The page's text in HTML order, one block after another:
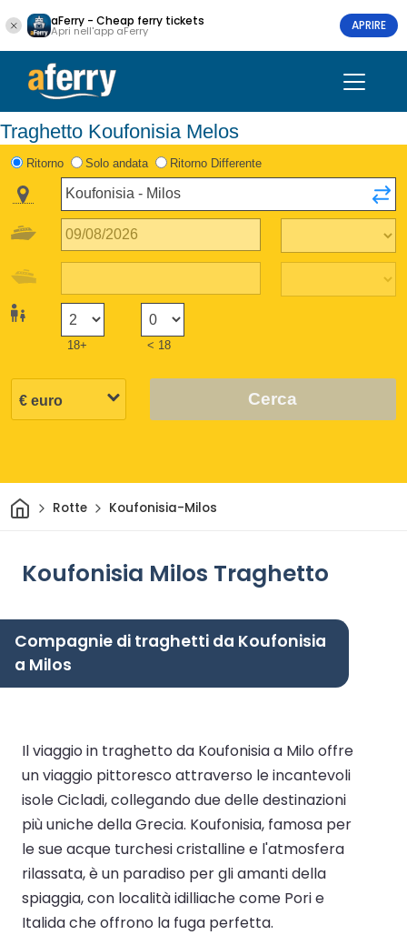
aFerry - Cheap ferry tickets
Apri nell'app aFerry APRIRE
Traghetto Koufonisia Melos
Ritorno Solo andata Ritorno Differente
18+ < 18
Cerca
CasaRotte Koufonisia-Milos
Koufonisia Milos Traghetto
Compagnie di traghetti da Koufonisia
a Milos
Il viaggio in traghetto da Koufonisia a Milo offre
un viaggio pittoresco attraverso le incantevoli
isole Cicladi, collegando due delle destinazioni
più uniche della Grecia. Koufonisia, famosa per
le sue acque turchesi cristalline e l'atmosfera
rilassata, è un paradiso per gli amanti della
spiaggia, con località idilliache come Pori e
Italida che offrono la fuga perfetta.